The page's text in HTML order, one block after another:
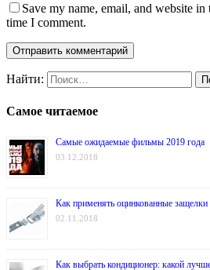
Save my name, email, and website
time I comment.
Найти:
Самое читаемое
Самые ожидаемые фильмы 2019 года
03.12.2018
Как применять оцинкованные защелки
02.11.2018
Как выбрать кондиционер: какой